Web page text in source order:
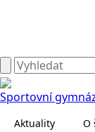
Sportovní
Aktuality O